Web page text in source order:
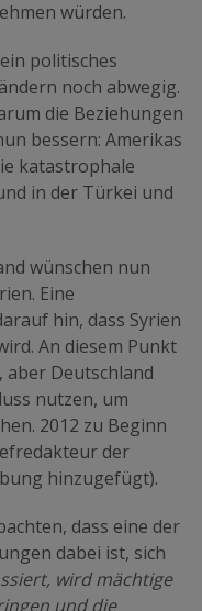
würden.
politisches
noch abwegig.
die Beziehungen
bessern: Amerikas
katastrophale
in der Türkei und
wünschen nun
Eine
hin, dass Syrien
An diesem Punkt
aber Deutschland
nutzen, um
2012 zu Beginn
der
hinzugefügt).
dass eine der
dabei ist, sich
wird mächtige
und die